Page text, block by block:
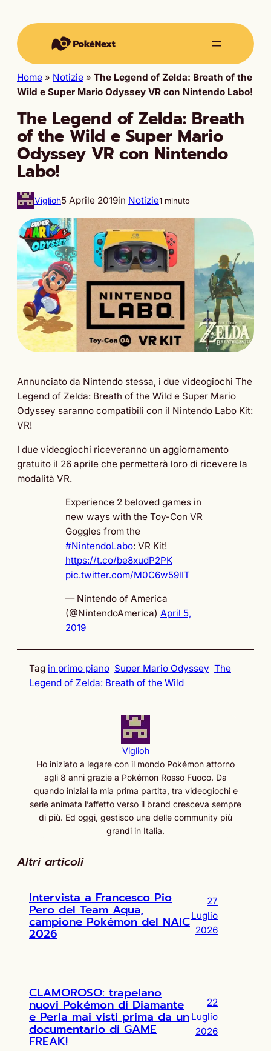
Home » Notizie » The Legend of Zelda: Breath of the
Wild e Super Mario Odyssey VR con Nintendo Labo!
The Legend of Zelda: Breath
of the Wild e Super Mario
Odyssey VR con Nintendo
Labo!
Viglioh5 Aprile 2019in Notizie1 minuto
Annunciato da Nintendo stessa, i due videogiochi The
Legend of Zelda: Breath of the Wild e Super Mario
Odyssey saranno compatibili con il Nintendo Labo Kit:
VR!
I due videogiochi riceveranno un aggiornamento
gratuito il 26 aprile che permetterà loro di ricevere la
modalità VR.
Experience 2 beloved games in
new ways with the Toy-Con VR
Goggles from the
#NintendoLabo: VR Kit!
https://t.co/be8xudP2PK
pic.twitter.com/M0C6w59lIT
— Nintendo of America
(@NintendoAmerica) April 5,
2019
Tag in primo piano Super Mario Odyssey The
Legend of Zelda: Breath of the Wild
Viglioh
Ho iniziato a legare con il mondo Pokémon attorno
agli 8 anni grazie a Pokémon Rosso Fuoco. Da
quando iniziai la mia prima partita, tra videogiochi e
serie animata l’affetto verso il brand cresceva sempre
di più. Ed oggi, gestisco una delle community più
grandi in Italia.
Altri articoli
Intervista a Francesco Pio
Pero del Team Aqua,
campione Pokémon del NAIC
2026
27
Luglio
2026
CLAMOROSO: trapelano
nuovi Pokémon di Diamante
e Perla mai visti prima da un
documentario di GAME
FREAK!
22
Luglio
2026